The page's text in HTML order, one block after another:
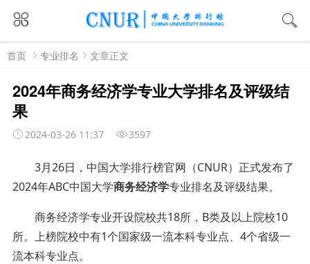
首页 专业排名 文章正文
2024年商务经济学专业大学排名及评级结
果
2024-03-26 11:37 3597
3月26日，中国大学排行榜官网（CNUR）正式发布了
2024年ABC中国大学商务经济学专业排名及评级结果。
商务经济学专业开设院校共18所，B类及以上院校10
所。上榜院校中有1个国家级一流本科专业点、4个省级一
流本科专业点。